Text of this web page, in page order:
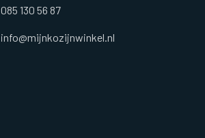
085 130 56 87
info@mijnkozijnwinkel.nl